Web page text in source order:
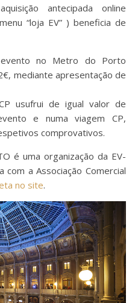
antecipada online
“loja EV” ) beneficia de
no Metro do Porto
mediante apresentação de
usufrui de igual valor de
e numa viagem CP,
comprovativos.
é uma organização da EV-
com a Associação Comercial
no site.